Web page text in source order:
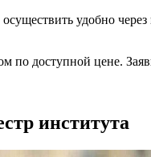
удобно
по доступной цене.
института